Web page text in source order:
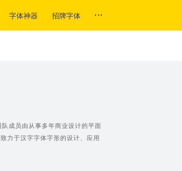
字体神器 招牌字体
成员由从事多年商业设计的平面
力于汉字字体字形的设计、应用